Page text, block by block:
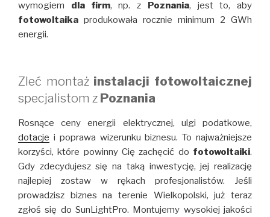
wymogiem dla firm, np. z Poznania, jest to, aby
fotowoltaika produkowała rocznie minimum 2 GWh
energii.
Zleć montaż instalacji fotowoltaicznej
specjalistom z Poznania
Rosnące ceny energii elektrycznej, ulgi podatkowe,
dotacje i poprawa wizerunku biznesu. To najważniejsze
korzyści, które powinny Cię zachęcić do fotowoltaiki.
Gdy zdecydujesz się na taką inwestycję, jej realizację
najlepiej zostaw w rękach profesjonalistów. Jeśli
prowadzisz biznes na terenie Wielkopolski, już teraz
zgłoś się do SunLightPro. Montujemy wysokiej jakości